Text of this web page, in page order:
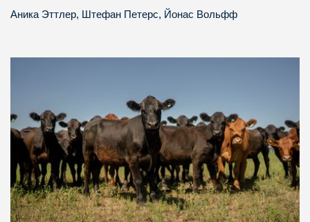
Аника Эттлер, Штефан Петерс, Йонас Вольфф